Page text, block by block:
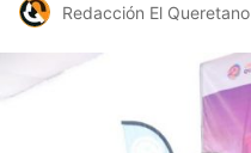
Redacción El Queretano